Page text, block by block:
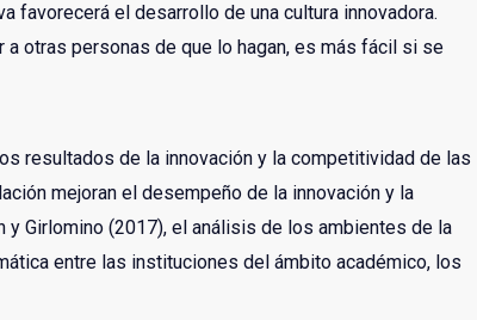
favorecerá el desarrollo de una cultura innovadora.
a otras personas de que lo hagan, es más fácil si se
resultados de la innovación y la competitividad de las
mejoran el desempeño de la innovación y la
Girlomino (2017), el análisis de los ambientes de la
entre las instituciones del ámbito académico, los